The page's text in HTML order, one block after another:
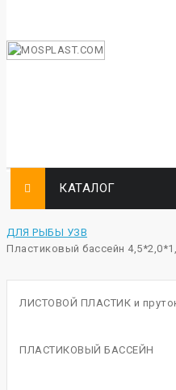
КАТАЛОГ
ДЛЯ РЫБЫ УЗВ
Пластиковый бассейн
ЛИСТОВОЙ ПЛАСТИК и
ПЛАСТИКОВЫЙ БАССЕЙН